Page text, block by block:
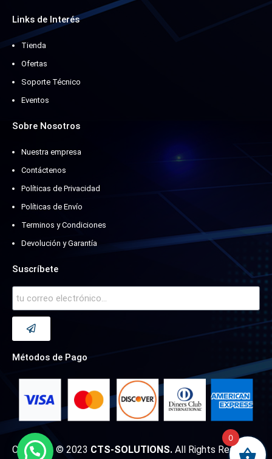
Links de Interés
Tienda
Ofertas
Soporte Técnico
Eventos
Sobre Nosotros
Nuestra empresa
Contáctenos
Políticas de Privacidad
Políticas de Envío
Terminos y Condiciones
Devolución y Garantía
Suscríbete
Métodos de Pago
Copyright © 2023 CTS-SOLUTIONS.All Rights Reserved.
0